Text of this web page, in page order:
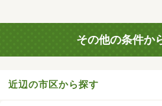
その他の条件か
近辺の市区から探す